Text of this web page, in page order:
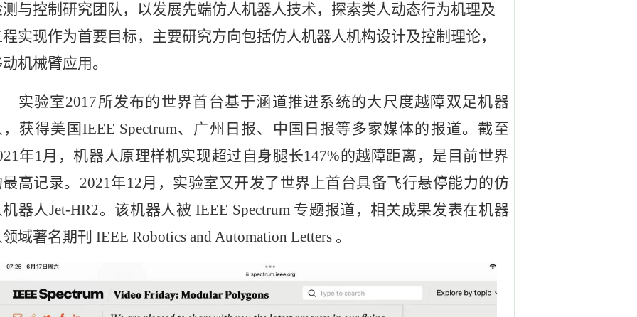
与控制研究团队，以发展先端仿人机器人技术，探索类人动态行为机理及
实现作为首要目标，主要研究方向包括仿人机器人机构设计及控制理论，
机械臂应用。
实验室2017所发布的世界首台基于涵道推进系统的大尺度越障双足机器
获得美国IEEE Spectrum、广州日报、中国日报等多家媒体的报道。截至
年1月，机器人原理样机实现超过自身腿长147%的越障距离，是目前世界
高记录。2021年12月，实验室又开发了世界上首台具备飞行悬停能力的仿
器人Jet-HR2。该机器人被 IEEE Spectrum 专题报道，相关成果发表在机器
域著名期刊 IEEE Robotics and Automation Letters 。